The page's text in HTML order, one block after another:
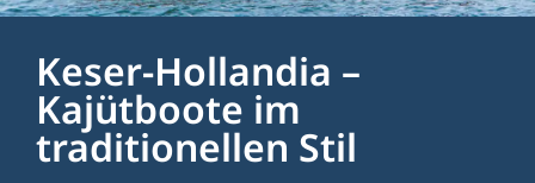
Keser-Hollandia –
Kajütboote im
traditionellen Stil